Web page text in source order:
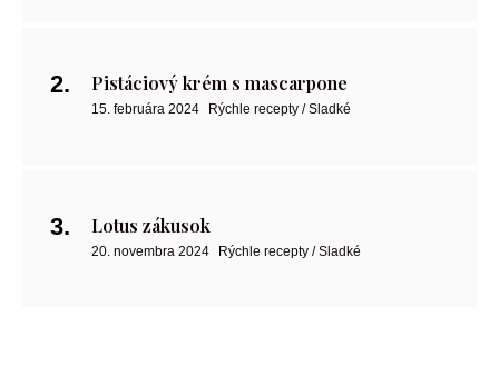
Pistáciový krém s mascarpone
15. februára 2024 Rýchle recepty / Sladké
Lotus zákusok
20. novembra 2024 Rýchle recepty / Sladké